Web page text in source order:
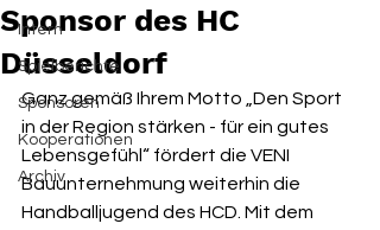
Intern
Spielberichte
Sponsoren
Kooperationen
Archiv
Sponsor des HC
Düsseldorf
Ganz gemäß Ihrem Motto „Den Sport
in der Region stärken - für ein gutes
Lebensgefühl“ fördert die VENI
Bauunternehmung weiterhin die
Handballjugend des HCD. Mit dem